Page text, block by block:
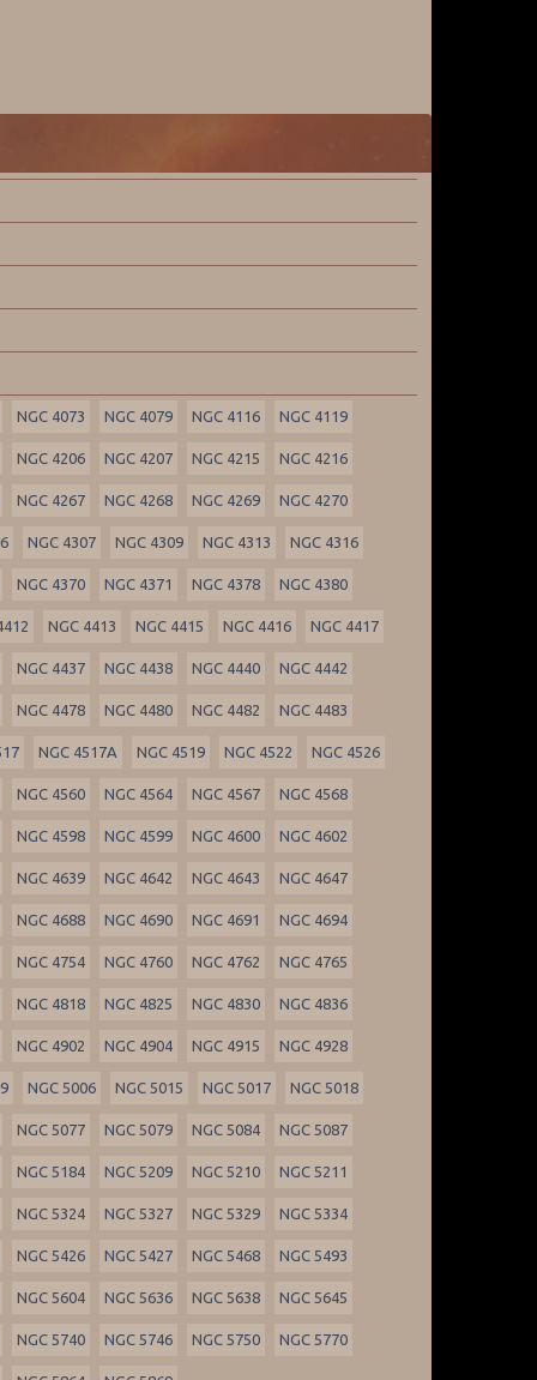
NGC 4073 NGC 4079 NGC 4116 NGC 4119
NGC 4206 NGC 4207 NGC 4215 NGC 4216
NGC 4267 NGC 4268 NGC 4269 NGC 4270
NGC 4307 NGC 4309 NGC 4313 NGC 4316
NGC 4370 NGC 4371 NGC 4378 NGC 4380
NGC 4413 NGC 4415 NGC 4416 NGC 4417
NGC 4437 NGC 4438 NGC 4440 NGC 4442
NGC 4478 NGC 4480 NGC 4482 NGC 4483
NGC 4517A NGC 4519 NGC 4522 NGC 4526
NGC 4560 NGC 4564 NGC 4567 NGC 4568
NGC 4598 NGC 4599 NGC 4600 NGC 4602
NGC 4639 NGC 4642 NGC 4643 NGC 4647
NGC 4688 NGC 4690 NGC 4691 NGC 4694
NGC 4754 NGC 4760 NGC 4762 NGC 4765
NGC 4818 NGC 4825 NGC 4830 NGC 4836
NGC 4902 NGC 4904 NGC 4915 NGC 4928
NGC 5006 NGC 5015 NGC 5017 NGC 5018
NGC 5077 NGC 5079 NGC 5084 NGC 5087
NGC 5184 NGC 5209 NGC 5210 NGC 5211
NGC 5324 NGC 5327 NGC 5329 NGC 5334
NGC 5426 NGC 5427 NGC 5468 NGC 5493
NGC 5604 NGC 5636 NGC 5638 NGC 5645
NGC 5740 NGC 5746 NGC 5750 NGC 5770